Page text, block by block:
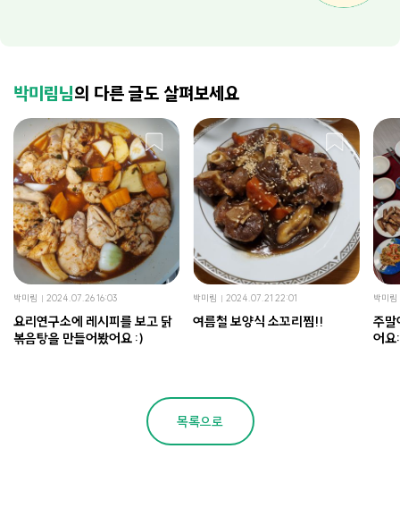
박미림님의 다른 글도 살펴보세요
박미림 2024.07.26 16:03
요리연구소에 레시피를 보고 닭
볶음탕을 만들어봤어요 :)
박미림 2024.07.21 22:01
여름철 보양식 소꼬리찜!!
박미림
주말
어
목록으로